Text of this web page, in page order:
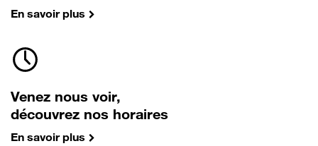
En savoir plus
Venez nous voir,
découvrez nos horaires
En savoir plus